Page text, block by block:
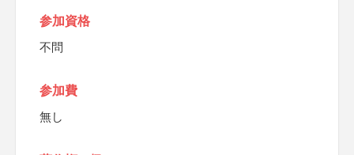
参加資格
不問
参加費
無し